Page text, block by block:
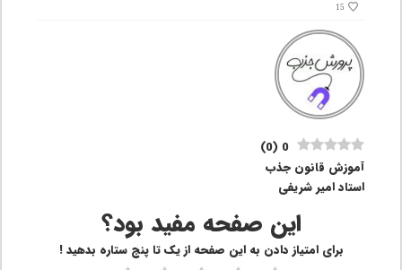
15
0
(
0
)
آموزش قانون جذب
استاد امیر شریفی
این صفحه مفید بود؟
برای امتیاز دادن به این صفحه از یک تا پنج ستاره بدهید !